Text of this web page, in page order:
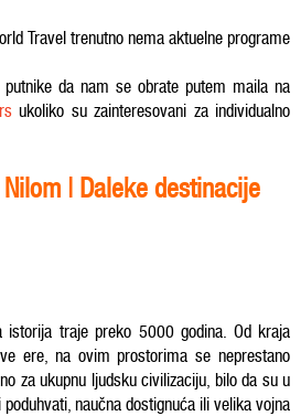
Travel trenutno nema aktuelne programe
putnike da nam se obrate putem maila na
ukoliko su zainteresovani za individualno
Nilom | Daleke destinacije
istorija traje preko 5000 godina. Od kraja
ere, na ovim prostorima se neprestano
za ukupnu ljudsku civilizaciju, bilo da su u
naučna dostignuća ili velika vojna